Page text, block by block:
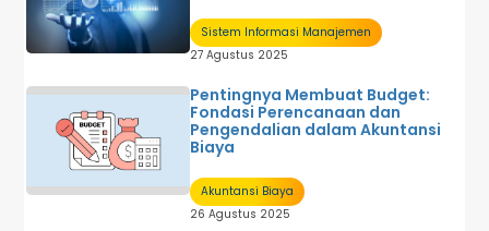
Sistem Informasi Manajemen
27 Agustus 2025
Pentingnya Membuat Budget:
Fondasi Perencanaan dan
Pengendalian dalam Akuntansi
Biaya
Akuntansi Biaya
26 Agustus 2025